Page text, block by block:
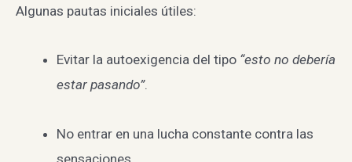
Algunas pautas iniciales útiles:
Evitar la autoexigencia del tipo “esto no debería
estar pasando”.
No entrar en una lucha constante contra las
sensaciones.